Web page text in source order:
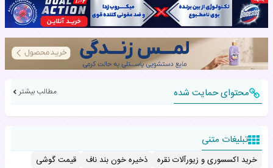
محتوای حمایت شده مطالب بیشتر
تبلیغات متنی
خرید اکسسوری و زیورآلات نقره ذخیره خون بند ناف
قیمت گوشی